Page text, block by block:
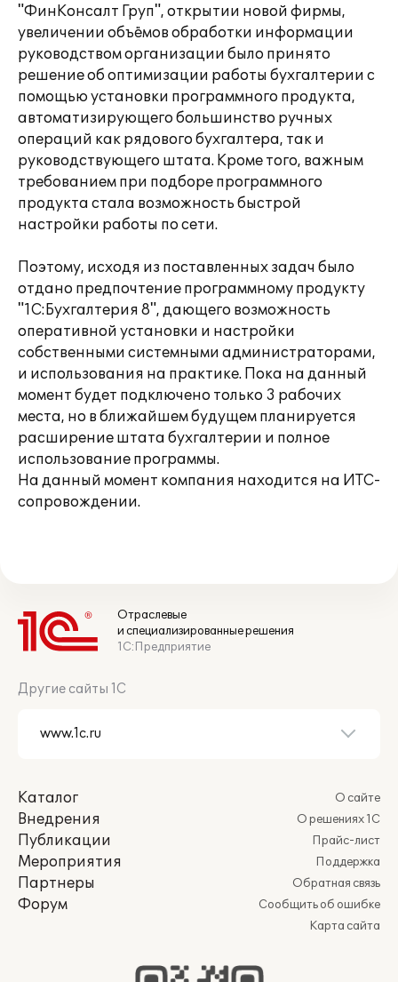
"ФинКонсалт Груп", открытии новой фирмы,
увеличении объёмов обработки информации
руководством организации было принято
решение об оптимизации работы бухгалтерии с
помощью установки программного продукта,
автоматизирующего большинство ручных
операций как рядового бухгалтера, так и
руководствующего штата. Кроме того, важным
требованием при подборе программного
продукта стала возможность быстрой
настройки работы по сети.
Поэтому, исходя из поставленных задач было
отдано предпочтение программному продукту
"1С:Бухгалтерия 8", дающего возможность
оперативной установки и настройки
собственными системными администраторами,
и использования на практике. Пока на данный
момент будет подключено только 3 рабочих
места, но в ближайшем будущем планируется
расширение штата бухгалтерии и полное
использование программы.
На данный момент компания находится на ИТС-
сопровождении.
Отраслевые
и специализированные решения
1С:Предприятие
Другие сайты 1С
Каталог
Внедрения
Публикации
Мероприятия
Партнеры
Форум
О сайте
О решениях 1С
Прайс-лист
Поддержка
Обратная связь
Сообщить об ошибке
Карта сайта